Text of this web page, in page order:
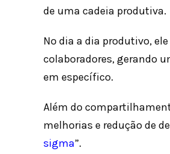
de uma cadeia produtiva.
No dia a dia produtivo,
colaboradores, gerando
em específico.
Além do
melhorias e redução de
sigma”.